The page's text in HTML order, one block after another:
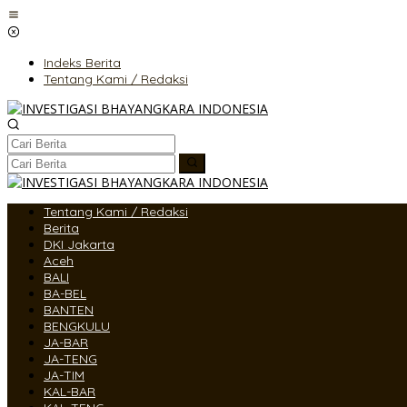
Lewati
ke
Indeks Berita
Tentang Kami / Redaksi
Tentang Kami / Redaksi
Berita
DKI Jakarta
Aceh
BALI
BA-BEL
BANTEN
BENGKULU
JA-BAR
JA-TENG
JA-TIM
KAL-BAR